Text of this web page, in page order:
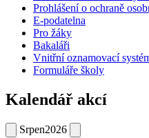
Prohlášení o ochraně
E-podatelna
Pro žáky
Bakaláři
Vnitřní oznamovací
Formuláře školy
Kalendář akcí
Srpen2026